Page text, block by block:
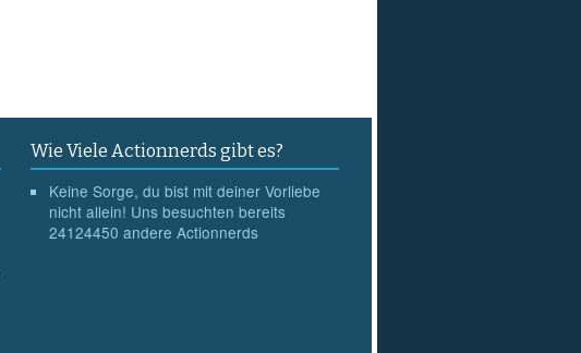
Wie Viele Actionnerds gibt es?
Keine Sorge, du bist mit deiner Vorliebe
nicht allein! Uns besuchten bereits
24124450 andere Actionnerds